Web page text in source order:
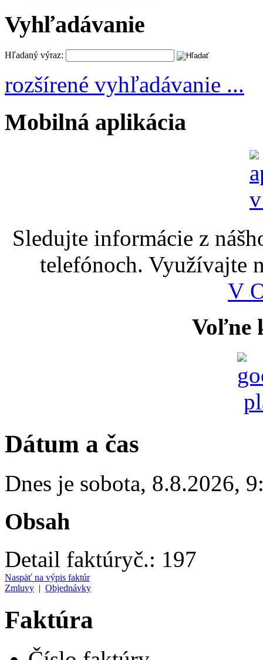
Vyhľadávanie
Hľadaný výraz:
rozšírené vyhľadávanie ...
Mobilná aplikácia
Sledujte informácie z
telefónoch. Využívajte
V
Voľne
Dátum a čas
Dnes je sobota, 8.8.2026,
Obsah
Detail faktúryč.: 197
Naspäť na výpis faktúr
Zmluvy | Objednávky
Faktúra